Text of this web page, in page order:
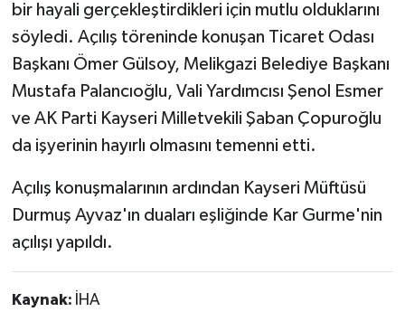
bir hayali gerçekleştirdikleri için mutlu olduklarını
söyledi. Açılış töreninde konuşan Ticaret Odası
Başkanı Ömer Gülsoy, Melikgazi Belediye Başkanı
Mustafa Palancıoğlu, Vali Yardımcısı Şenol Esmer
ve AK Parti Kayseri Milletvekili Şaban Çopuroğlu
da işyerinin hayırlı olmasını temenni etti.
Açılış konuşmalarının ardından Kayseri Müftüsü
Durmuş Ayvaz'ın duaları eşliğinde Kar Gurme'nin
açılışı yapıldı.
Kaynak: İHA